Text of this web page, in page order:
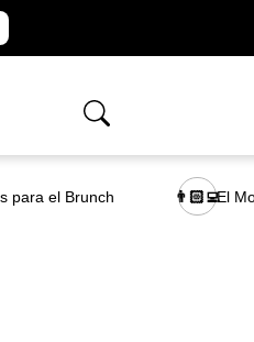
para el Brunch 👨🏻‍💻El